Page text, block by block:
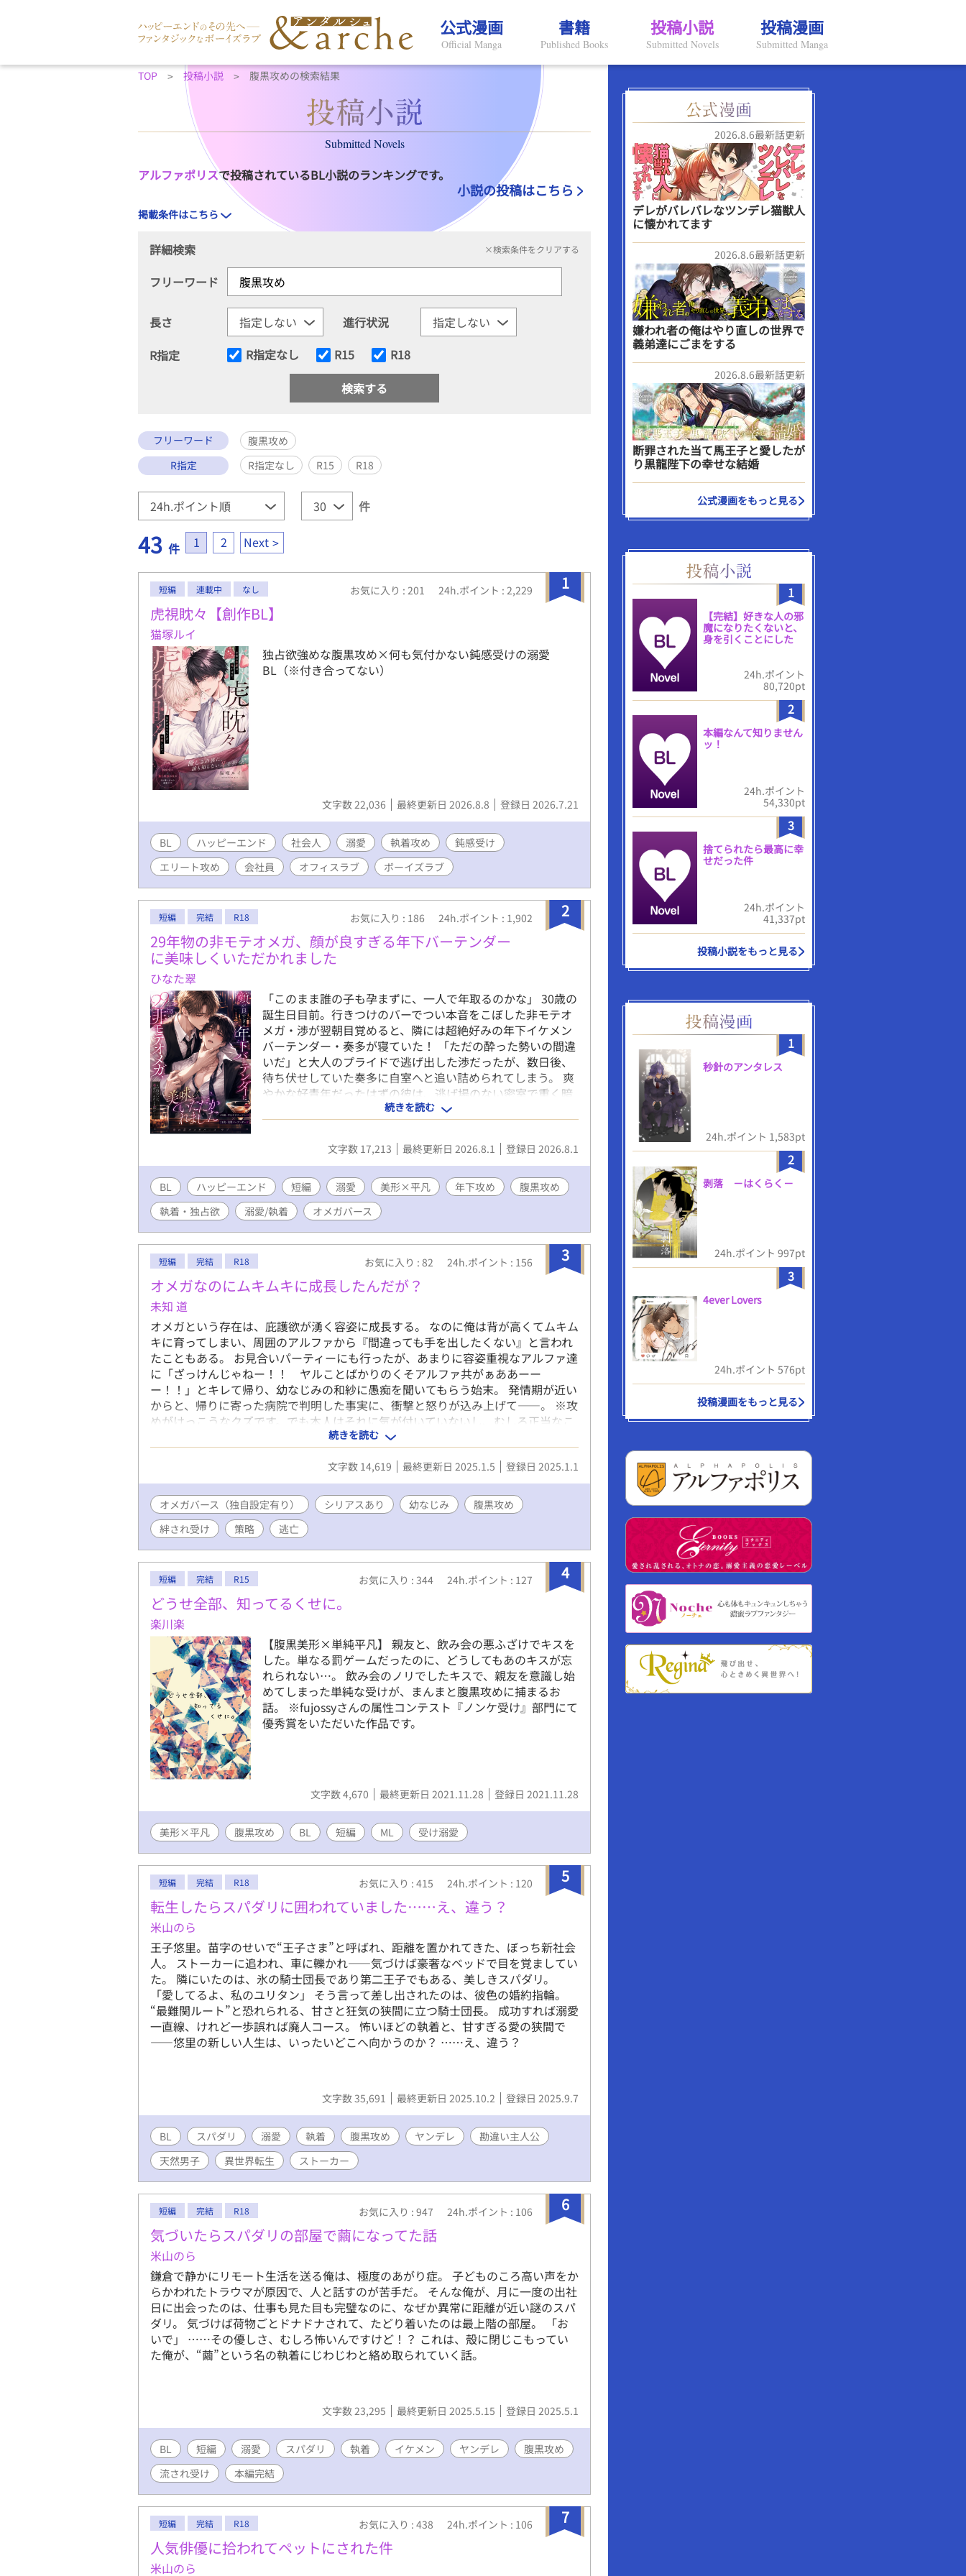
公式漫画
Official Manga
書籍
Published Books
投稿小説
Submitted Novels
投稿漫画
Submitted Manga
TOP 投稿小説 腹黒攻めの検索結果
Submitted Novels
アルファポリスで投稿されているBL小説のランキングです。
小説の投稿はこちら
掲載条件はこちら
詳細検索 ×検索条件をクリアする
フリーワード
長さ
進行状況
R指定
R指定なし R15 R18
フリーワード
腹黒攻め
R指定
R指定なし R15 R18
件
43 件 1 2 Next
1
短編 連載中 なし お気に入り : 201 24h.ポイント : 2,229
虎視眈々【創作BL】
猫塚ルイ
独占欲強めな腹黒攻め×何も気付かない鈍感受けの溺愛
BL（※付き合ってない）
文字数 22,036 最終更新日 2026.8.8 登録日 2026.7.21
BL ハッピーエンド 社会人 溺愛 執着攻め
鈍感受け
エリート攻め
会社員 オフィスラブ ボーイズラブ
2
短編 完結 R18 お気に入り : 186 24h.ポイント : 1,902
29年物の非モテオメガ、顔が良すぎる年下バーテンダー
に美味しくいただかれました
ひなた翠
「このまま誰の子も孕まずに、一人で年取るのかな」 30歳の
誕生日目前。行きつけのバーでつい本音をこぼした非モテオ
メガ・渉が翌朝目覚めると、隣には超絶好みの年下イケメン
バーテンダー・奏多が寝ていた！ 「ただの酔った勢いの間違
いだ」と大人のプライドで逃げ出した渉だったが、数日後、
待ち伏せしていた奏多に自室へと追い詰められてしまう。 爽
やかな好青年だったはずの彼は、逃げ場のない密室で重く暗
い執着を剥き出しにして……。 圧倒的なアルファのフェロモ
ンと抗えない快楽。三十年間守ってきた平穏な日常は、腹黒
い年下アルファによって容赦なく絡め取られていく――。
続きを読む
文字数 17,213 最終更新日 2026.8.1 登録日 2026.8.1
BL ハッピーエンド 短編 溺愛 美形×平凡 年下攻め
腹黒攻め
執着・独占欲
溺愛/執着 オメガバース
3
短編 完結 R18 お気に入り : 82 24h.ポイント : 156
オメガなのにムキムキに成長したんだが？
未知 道
オメガという存在は、庇護欲が湧く容姿に成長する。 なのに俺は背が高くてムキム
キに育ってしまい、周囲のアルファから『間違っても手を出したくない』と言われ
たこともある。 お見合いパーティーにも行ったが、あまりに容姿重視なアルファ達
に「ざっけんじゃねー！！ ヤルことばかりのくそアルファ共がぁああーー
ー！！」とキレて帰り、幼なじみの和紗に愚痴を聞いてもらう始末。 発情期が近い
からと、帰りに寄った病院で判明した事実に、衝撃と怒りが込み上げて――。 ※攻
めがけっこうなクズです。でも本人はそれに気が付いていないし、むしろ正当なこ
とだと思っています。 同意なく薬を服用させる描写がありますので、不快になる方
はブラウザバックをお願いします。
続きを読む
文字数 14,619 最終更新日 2025.1.5 登録日 2025.1.1
オメガバース（独自設定有り） シリアスあり 幼なじみ
腹黒攻め
絆され受け
策略 逃亡
4
短編 完結 R15 お気に入り : 344 24h.ポイント : 127
どうせ全部、知ってるくせに。
楽川楽
【腹黒美形×単純平凡】 親友と、飲み会の悪ふざけでキスを
した。単なる罰ゲームだったのに、どうしてもあのキスが忘
れられない…。 飲み会のノリでしたキスで、親友を意識し始
めてしまった単純な受けが、まんまと腹黒攻めに捕まるお
話。 ※fujossyさんの属性コンテスト『ノンケ受け』部門にて
優秀賞をいただいた作品です。
文字数 4,670 最終更新日 2021.11.28 登録日 2021.11.28
美形×平凡 腹黒攻め BL 短編 ML 受け溺愛
5
短編 完結 R18 お気に入り : 415 24h.ポイント : 120
転生したらスパダリに囲われていました……え、違う？
米山のら
王子悠里。苗字のせいで“王子さま”と呼ばれ、距離を置かれてきた、ぼっち新社会
人。 ストーカーに追われ、車に轢かれ――気づけば豪奢なベッドで目を覚ましてい
た。 隣にいたのは、氷の騎士団長であり第二王子でもある、美しきスパダリ。
「愛してるよ、私のユリタン」 そう言って差し出されたのは、彼色の婚約指輪。
“最難関ルート”と恐れられる、甘さと狂気の狭間に立つ騎士団長。 成功すれば溺愛
一直線、けれど一歩誤れば廃人コース。 怖いほどの執着と、甘すぎる愛の狭間で
――悠里の新しい人生は、いったいどこへ向かうのか？ ……え、違う？
文字数 35,691 最終更新日 2025.10.2 登録日 2025.9.7
BL スパダリ 溺愛 執着 腹黒攻め ヤンデレ
勘違い主人公
天然男子
異世界転生 ストーカー
6
短編 完結 R18 お気に入り : 947 24h.ポイント : 106
気づいたらスパダリの部屋で繭になってた話
米山のら
鎌倉で静かにリモート生活を送る俺は、極度のあがり症。 子どものころ高い声をか
らかわれたトラウマが原因で、人と話すのが苦手だ。 そんな俺が、月に一度の出社
日に出会ったのは、仕事も見た目も完璧なのに、なぜか異常に距離が近い謎のスパ
ダリ。 気づけば荷物ごとドナドナされて、たどり着いたのは最上階の部屋。 「お
いで」 ……その優しさ、むしろ怖いんですけど！？ これは、殻に閉じこもってい
た俺が、“繭”という名の執着にじわじわと絡め取られていく話。
文字数 23,295 最終更新日 2025.5.15 登録日 2025.5.1
BL 短編 溺愛 スパダリ 執着 イケメン ヤンデレ
腹黒攻め
流され受け
本編完結
7
短編 完結 R18 お気に入り : 438 24h.ポイント : 106
人気俳優に拾われてペットにされた件
米山のら
2026.8.6最新話更新
デレがバレバレなツンデレ猫獣人
に懐かれてます
2026.8.6最新話更新
嫌われ者の俺はやり直しの世界で
義弟達にごまをする
2026.8.6最新話更新
断罪された当て馬王子と愛したが
り黒龍陛下の幸せな結婚
公式漫画をもっと見る
1
【完結】好きな人の邪
魔になりたくないと、
身を引くことにした
24h.ポイント
80,720pt
2
本編なんて知りません
ッ！
24h.ポイント
54,330pt
3
捨てられたら最高に幸
せだった件
24h.ポイント
41,337pt
投稿小説をもっと見る
1
秒針のアンタレス
24h.ポイント 1,583pt
2
剥落 －はくらく－
24h.ポイント 997pt
3
4ever Lovers
24h.ポイント 576pt
投稿漫画をもっと見る